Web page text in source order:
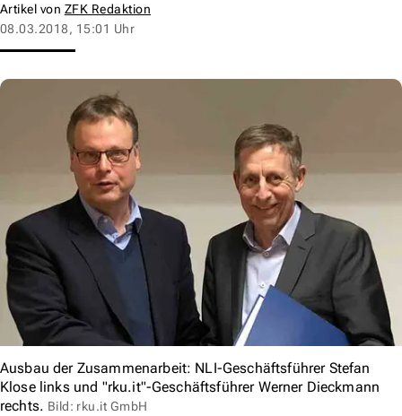
Artikel von ZFK Redaktion
08.03.2018, 15:01 Uhr
Ausbau der Zusammenarbeit: NLI-Geschäftsführer Stefan
Klose links und "rku.it"-Geschäftsführer Werner Dieckmann
rechts. Bild: rku.it GmbH